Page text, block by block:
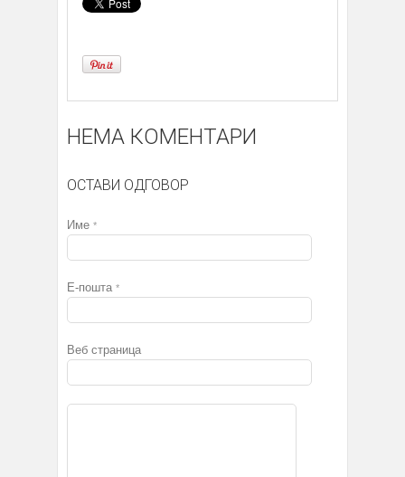
НЕМА КОМЕНТАРИ
ОСТАВИ ОДГОВОР
Име *
Е-пошта *
Веб страница